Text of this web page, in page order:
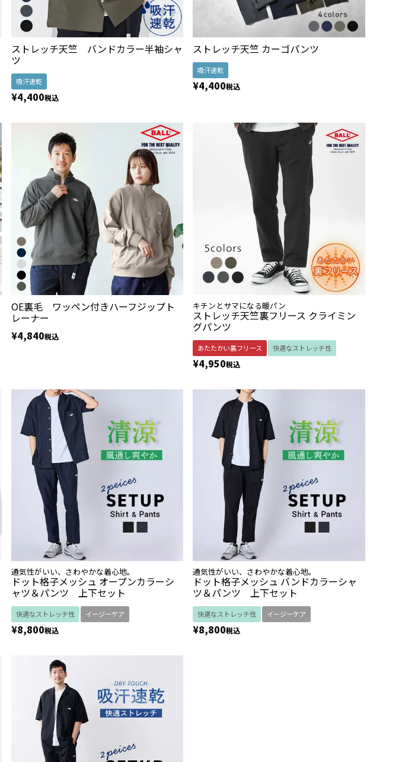
ストレッチ天竺 バンドカラー半袖シャ
ツ
吸汗速乾
¥4,400税込
ストレッチ天竺 カーゴパンツ
吸汗速乾
¥4,400税込
OE裏毛 ワッペン付きハーフジップト
レーナー
¥4,840税込
キチンとサマになる暖パン
ストレッチ天竺裏フリース クライミン
グパンツ
あたたかい裏フリース 快適なストレッチ性
¥4,950税込
通気性がいい、さわやかな着心地。
ドット格子メッシュ オープンカラーシ
ャツ＆パンツ 上下セット
快適なストレッチ性 イージーケア
¥8,800税込
通気性がいい、さわやかな着心地。
ドット格子メッシュ バンドカラーシャ
ツ＆パンツ 上下セット
快適なストレッチ性 イージーケア
¥8,800税込